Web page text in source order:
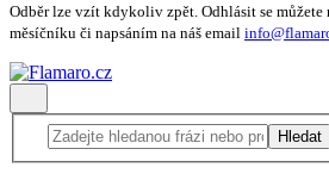
Odběr lze vzít kdykoliv zpět. Odhlásit se
měsíčníku či napsáním na náš email
Hledat